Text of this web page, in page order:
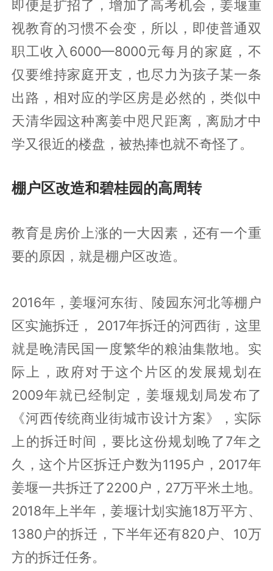
考录取名额增加，对于本身就是高考优质
生源地而言，一定是个好消息，对于普通
家庭又多了一线希望，从长远的视野看是
整体江苏未来竞争力的基础，各省市的人
才竞争，地缘性基数的因素非常关键。
即便是扩招了，增加了高考机会，姜堰重
职工收入6000—8000元每月的家庭，不
出路，相对应的学区房是必然的，类似中
天清华园这种离姜中咫尺距离，离励才中
棚户区改造和碧桂园的高周转
教育是房价上涨的一大因素，还有一个重
要的原因，就是棚户区改造。
2016年，姜堰河东街、陵园东河北等棚户
区实施拆迁， 2017年拆迁的河西街，这里
就是晚清民国一度繁华的粮油集散地。实
际上，政府对于这个片区的发展规划在
2009年就已经制定，姜堰规划局发布了
《河西传统商业街城市设计方案》，实际